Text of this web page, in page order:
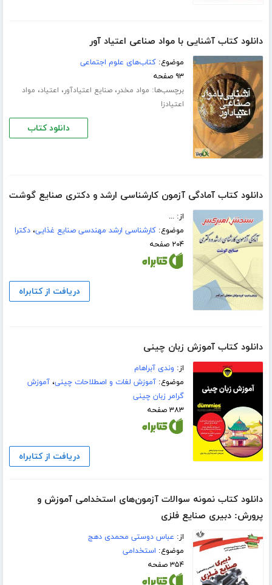
دانلود کتاب آشنایی با مواد صناعی اعتیاد آور
موضوع:کتاب‌های علوم اجتماعی
۹۳ صفحه
برچسب‌ها: مواد مخدر،صنایع اعتیادآور، اعتیاد، مواد
اعتیادزا
دانلود کتاب
دانلود کتاب آمادگی آزمون کارشناسی ارشد و دکتری صنایع گوشت
از: ...
موضوع:کارشناسی ارشد مهندسی صنایع غذایی،دکترا
۲۰۴ صفحه
دریافت از کتابراه
دانلود کتاب آموزش زبان چینی
از: وندی آبراهام
موضوع:آموزش لغات و اصطلاحات چینی،آموزش
گرامر زبان چینی
۳۸۳ صفحه
دریافت از کتابراه
دانلود کتاب نمونه سوالات آزمون‌های استخدامی آموزش و
پرورش: دبیری صنایع فلزی
از: عباس دوستی محمدی دهج
موضوع: استخدامی
۳۵۴ صفحه